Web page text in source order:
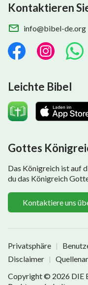
Kontaktieren
info@bibel-de.org
Leichte Bibel
Gottes
Das Königreich ist auf
du das Königreich
Kontaktiere uns
Privatsphäre |
Disclaimer |
Copyright © 2026 DIE